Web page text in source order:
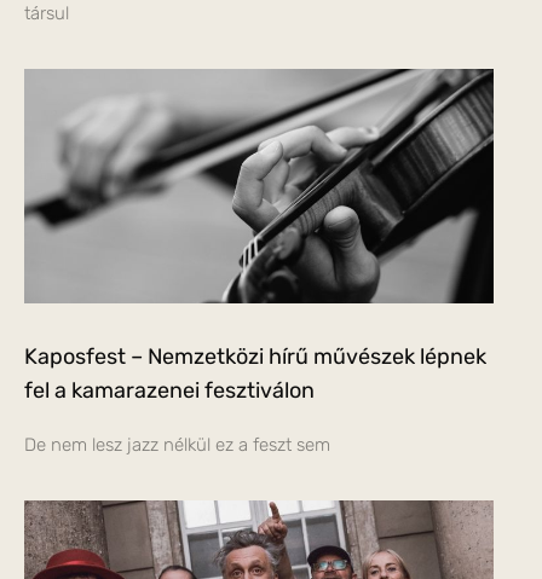
társul
Kaposfest – Nemzetközi hírű művészek lépnek
fel a kamarazenei fesztiválon
De nem lesz jazz nélkül ez a feszt sem